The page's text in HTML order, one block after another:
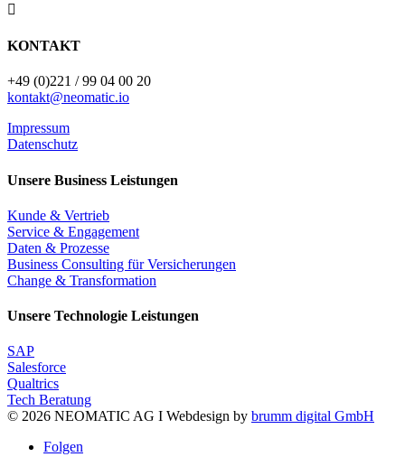

KONTAKT
+49 (0)221 / 99 04 00 20
kontakt@neomatic.io
Impressum
Datenschutz
Unsere Business Leistungen
Kunde & Vertrieb
Service & Engagement
Daten & Prozesse
Business Consulting für Versicherungen
Change & Transformation
Unsere Technologie Leistungen
SAP
Salesforce
Qualtrics
Tech Beratung
© 2026 NEOMATIC AG I Webdesign by brumm digital GmbH
Folgen